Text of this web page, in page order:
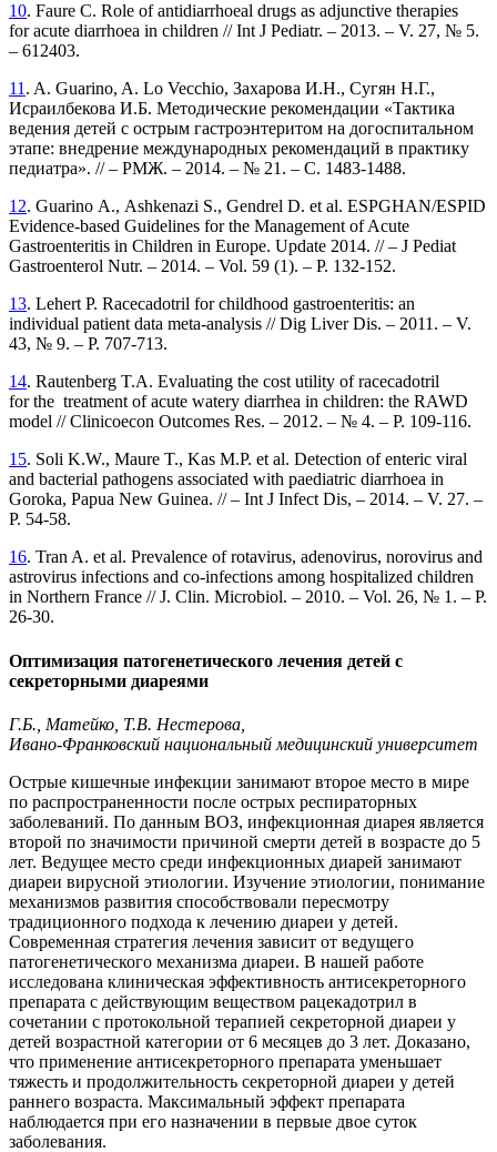
10. Faure C. Role of antidiarrhoeal drugs as adjunctive therapies
for acu­te diarrhoea in children // Int J Pediatr. – 2013. – V. 27, № 5.
– 612403.
11. A. Guarino, A. Lo Vecchio, Захарова И.Н., Сугян Н.Г.,
Исраил­бекова И.Б. Методические рекомендации «Тактика
ведения детей с острым гастроэнтеритом на догоспитальном
этапе: внедрение международных рекомендаций в практикy
педиатра». // – РМЖ. – 2014. – № 21. – С. 1483-1488.
12. Guarino А., Ashkenazi S., Gendrel D. et al. ESPGHAN/ESPID
Evidence-based Guidelines for the Management of Acute
Gastroenteritis in Children in Europe. Update 2014. // – J Pediat
Gastroenterol Nutr. – 2014. – Vol. 59 (1). – P. 132-152.
13. Lehert P. Racecadotril for childhood gastroenteritis: an
individual patient data meta-analysis // Dig Liver Dis. – 2011. – V.
43, № 9. – P. 707-713.
14. Rautenberg T.А. Evaluating the cost utility of racecadotril
for the treatment of acute watery diarrhea in children: the RAWD
model // Clinicoecon Outcomes Res. – 2012. – № 4. – P. 109-116.
15. Soli K.W., Maure T., Kas M.P. et al. Detection of enteric viral
and bacterial pathogens associated with paediatric diarrhoea in
Goroka, Papua New Guinea. // – Int J Infect Dis, – 2014. – V. 27. –
P. 54-58.
16. Tran A. et al. Prevalence of rotavirus, adenovirus, norovirus and
astrovirus infections and co-infections among hospitalized children
in Northern France // J. Clin. Microbiol. – 2010. – Vol. 26, № 1. – P.
26-30.
Оптимизация патогенетического лечения детей с
секреторными диареями
Г.Б., Матейко, Т.В. Нестерова,
Ивано-Франковский национальный медицинский университет
Острые кишечные инфекции занимают второе место в мире
по распространенности после острых респираторных
заболеваний. По данным ВОЗ, инфекционная диарея является
второй по значимости причиной смерти детей в возрасте до 5
лет. Ведущее место среди инфекционных диарей занимают
диареи вирусной этиологии. Изучение этиологии, понимание
механизмов развития способствовали пересмотру
традиционного подхода к лечению диареи у детей.
Современная стратегия лечения зависит от ведущего
патогенетического механизма диареи. В нашей работе
исследована клиническая эффективность антисекреторного
препарата с действующим веществом рацекадотрил в
сочетании с протокольной терапией секреторной диареи у
детей воз­раст­ной категории от 6 месяцев до 3 лет. Доказано,
что применение антисекреторного препарата уменьшает
тяжесть и продолжительность секреторной диареи у детей
раннего возраста. Максимальный эффект препарата
наблюдается при его назначении в первые двое суток
заболевания.